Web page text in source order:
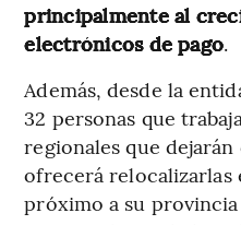
principalmente al
electrónicos de pago.
Además, desde la
32 personas que
regionales que
ofrecerá relocalizarlas
próximo a su